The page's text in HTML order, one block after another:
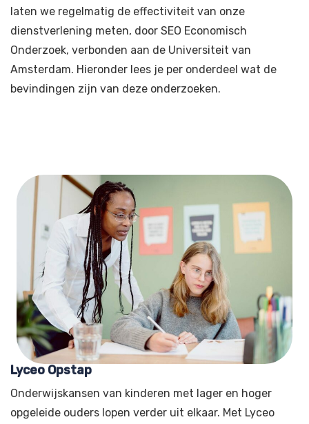
laten we regelmatig de effectiviteit van onze
dienstverlening meten, door SEO Economisch
Onderzoek, verbonden aan de Universiteit van
Amsterdam. Hieronder lees je per onderdeel wat de
bevindingen zijn van deze onderzoeken.
Lyceo Opstap
Onderwijskansen van kinderen met lager en hoger
opgeleide ouders lopen verder uit elkaar. Met Lyceo